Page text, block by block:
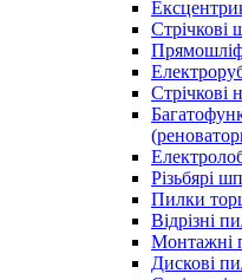
Стрічкові
Стрічкові
Різьбярі
Пилки
Відрізні
Монтажні
Дискові